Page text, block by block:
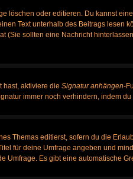
oder editieren. Du kannst
Text unterhalb des Beitrags lesen
sollten eine Nachricht
hast, aktiviere die Signatur anhängen-
immer noch verhindern, indem
Themas editierst, sofern du die
für deine Umfrage angeben und
Es gibt eine automatische